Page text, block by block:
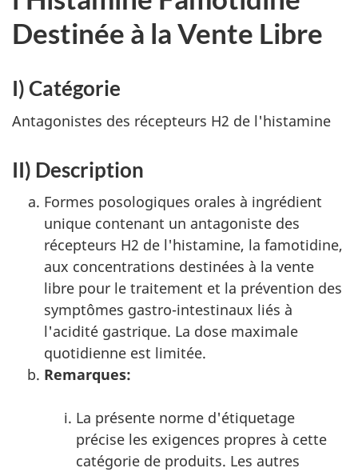
Destinée à la Vente Libre
I) Catégorie
Antagonistes des récepteurs H2 de l'histamine
II) Description
Formes posologiques orales à ingrédient
unique contenant un antagoniste des
récepteurs H2 de l'histamine, la famotidine,
aux concentrations destinées à la vente
libre pour le traitement et la prévention des
symptômes gastro-intestinaux liés à
l'acidité gastrique. La dose maximale
quotidienne est limitée.
Remarques:
La présente norme d'étiquetage
précise les exigences propres à cette
catégorie de produits. Les autres